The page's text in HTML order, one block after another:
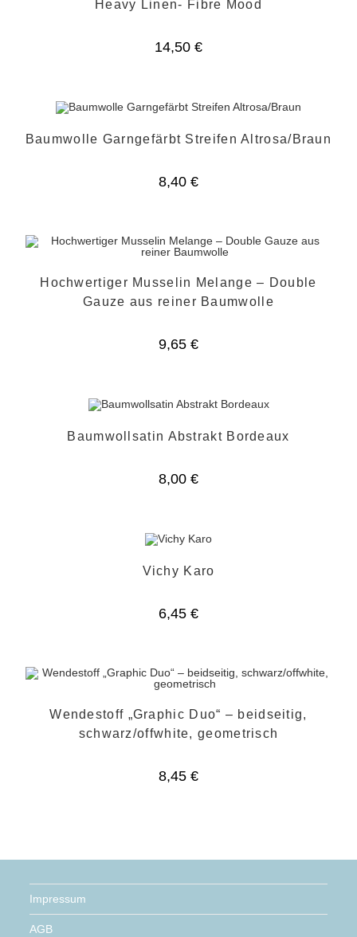
Heavy Linen- Fibre Mood
14,50 €
Baumwolle Garngefärbt Streifen Altrosa/Braun
8,40 €
Hochwertiger Musselin Melange – Double
Gauze aus reiner Baumwolle
9,65 €
Baumwollsatin Abstrakt Bordeaux
8,00 €
Vichy Karo
6,45 €
Wendestoff „Graphic Duo“ – beidseitig,
schwarz/offwhite, geometrisch
8,45 €
Impressum
AGB